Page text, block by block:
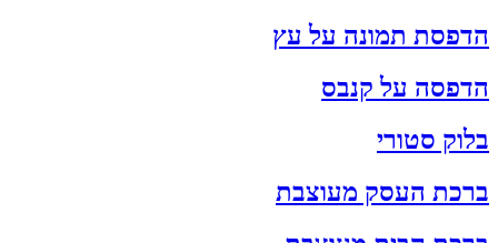
הדפסת תמונה על עץ
הדפסה על קנבס
בלוק סטורי
ברכת העסק מעוצבת